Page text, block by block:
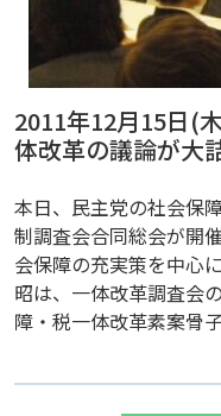
2011年12月15日(
体改革の議論が大
本日、民主党の社会保
制調査会合同総会が開
会保障の充実策を中心
昭は、一体改革調査会
障・税一体改革素案骨